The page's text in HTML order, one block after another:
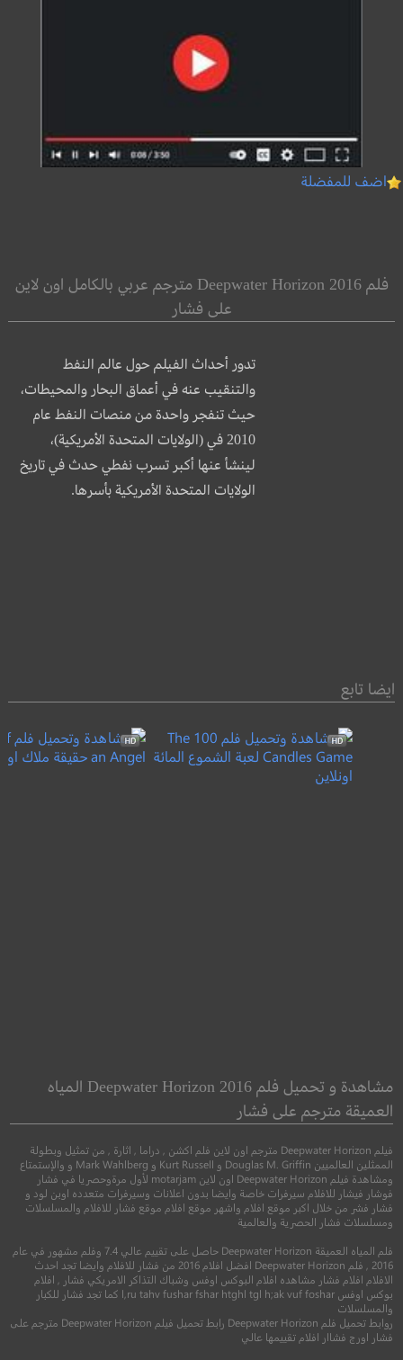
اضف للمفضلة
فلم Deepwater Horizon 2016 مترجم عربي بالكامل اون لاين
على فشار
تدور أحداث الفيلم حول عالم النفط
والتنقيب عنه في أعماق البحار والمحيطات،
حيث تنفجر واحدة من منصات النفط عام
2010 في (الولايات المتحدة الأمريكية)،
لينشأ عنها أكبر تسرب نفطي حدث في تاريخ
الولايات المتحدة اﻷمريكية بأسرها.
ايضا تابع
لعبة الشموع المائة
رعب
5.4
حقيقة ملاك
5.7
مشاهدة و تحميل فلم Deepwater Horizon 2016 المياه
العميقة مترجم على فشار
فيلم Deepwater Horizon مترجم اون لاين فلم اكشن , دراما , اثارة , من تمثيل وبطولة
الممثلين العالميين Douglas M. Griffin و Kurt Russell و Mark Wahlberg و والإستمتاع
ومشاهدة فيلم Deepwater Horizon اون لاين motarjam لأول مرةوحصريا في فشار
فوشار فيشار للافلام سيرفرات خاصة وايضا بدون اعلانات وسيرفرات متعدده اوبن لود و
فشار فشر من خلال اكبر موقع افلام واشهر موقع افلام موقع فشار للافلام والمسلسلات
ومسلسلات فشار الحصرية والعالمية
فلم المياه العميقة Deepwater Horizon حاصل على تقييم عالي 7.4 وفلم مشهور في عام
2016 , فلم Deepwater Horizon افضل افلام 2016 من فشار للافلام وايضا تجد احدث
الافلام افلام فشار مشاهده افلام البوكس اوفس وشباك التذاكر الامريكي فشار , افلام
بوكس اوفس l,ru tahv fushar fshar htghl tgl h;ak vuf foshar كما تجد فشار للكبار
والمسلسلات
روابط تحميل فلم Deepwater Horizon رابط تحميل فيلم Deepwater Horizon مترجم على
فشار اورج فشاار افلام تقييمها عالي